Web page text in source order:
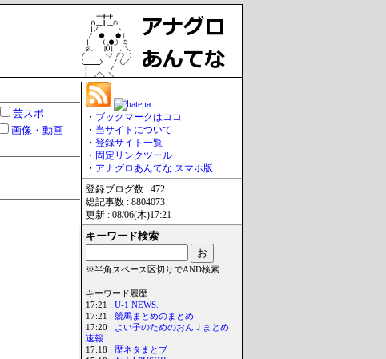
芸スポ
画像・動画
・ ブックマークはココ
・ 当サイトについて
・ 登録サイト一覧
・ 固定リンクツール
・ アナグロあんてな スマホ版
登録ブログ数 : 472
総記事数 : 8804073
更新 : 08/06(木)17:21
キーワード検索
※半角スペース区切りでAND検索
キーワード履歴
17:21 : U-1 NEWS.
17:21 : 競馬まとめのまとめ
17:20 : よい子のためのおんＪまとめ
速報
17:18 : 歴ネタまとブ